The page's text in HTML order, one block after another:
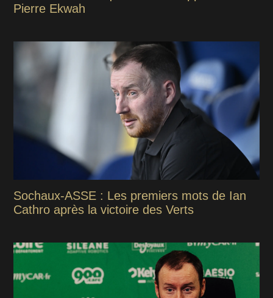
Pierre Ekwah
Sochaux-ASSE : Les premiers mots de Ian
Cathro après la victoire des Verts